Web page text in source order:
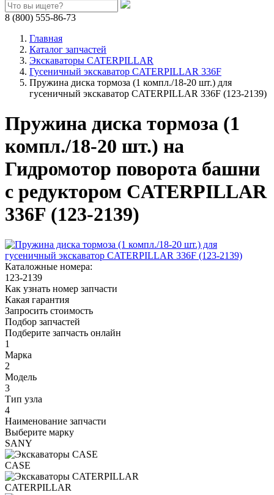
8 (800) 555-86-73
Главная
Каталог запчастей
Экскаваторы CATERPILLAR
Гусеничный экскаватор CATERPILLAR 336F
Пружина диска тормоза (1 компл./18-20 шт.) для
гусеничный экскаватор CATERPILLAR 336F (123-2139)
Пружина диска тормоза (1
компл./18-20 шт.) на
Гидромотор поворота башни
с редуктором CATERPILLAR
336F (123-2139)
Каталожные номера:
123-2139
Как узнать номер запчасти
Какая гарантия
Запросить стоимость
Подбор запчастей
Подберите запчасть онлайн
1
Марка
2
Модель
3
Тип узла
4
Наименование запчасти
Выберите марку
SANY
CASE
CATERPILLAR